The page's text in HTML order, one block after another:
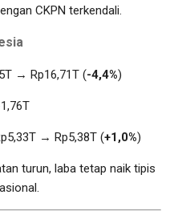
CKPN terkendali.
→ Rp16,71T (-4,4%)
→ Rp5,38T (+1,0%)
turun, laba tetap naik tipis